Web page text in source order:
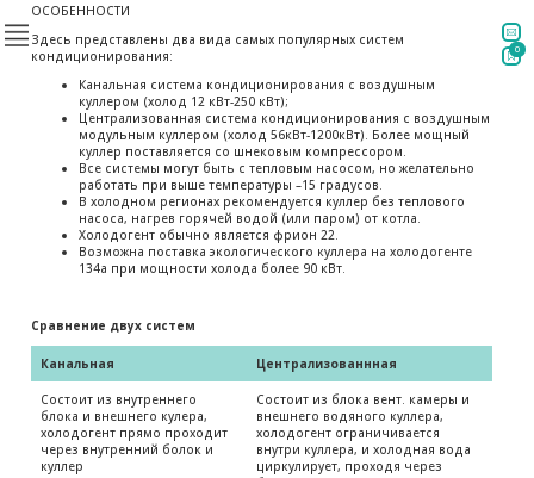
ОСОБЕННОСТИ
Здесь представлены два вида самых популярных систем
кондиционирования:
Канальная система кондиционирования с воздушным
куллером (холод 12 кВт-250 кВт);
Централизованная система кондиционирования с воздушным
модульным куллером (холод 56кВт-1200кВт). Более мощный
куллер поставляется со шнековым компрессором.
Все системы могут быть с тепловым насосом, но желательно
работать при выше температуры –15 градусов.
В холодном регионах рекомендуется куллер без теплового
насоса, нагрев горячей водой (или паром) от котла.
Холодогент обычно является фрион 22.
Возможна поставка экологического куллера на холодогенте
134a при мощности холода более 90 кВт.
Сравнение двух систем
Канальная Централизованнная
Состоит из внутреннего
блока и внешнего кулера,
холодогент прямо проходит
через внутренний болок и
куллер
Состоит из блока вент. камеры и
внешнего водяного куллера,
холодогент ограничивается
внутри куллера, и холодная вода
циркулирует, проходя через
0